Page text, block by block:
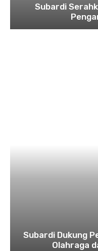
Subardi
Subardi Dukung
Olahraga